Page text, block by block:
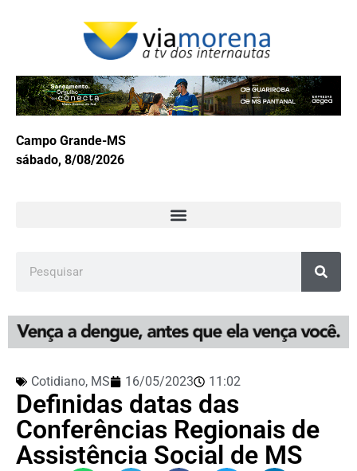
Campo Grande-MS
sábado, 8/08/2026
Cotidiano, MS 16/05/2023 11:02
Definidas datas das
Conferências Regionais de
Assistência Social de MS